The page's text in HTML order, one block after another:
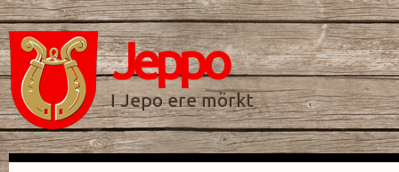
Hoppa till
huvudinnehåll
Skip to
navigation
Jeppo
I Jepo ere mörkt
SÖKFORMULÄR